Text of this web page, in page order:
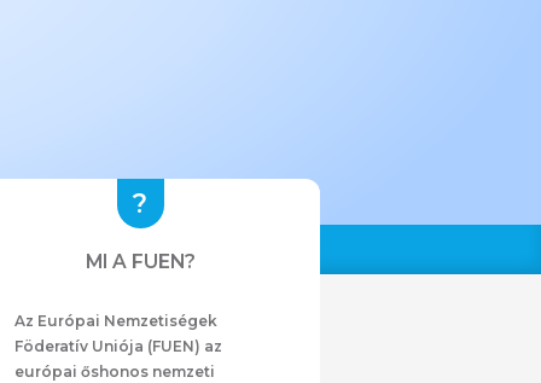
MI A FUEN?
Az Európai Nemzetiségek
Föderatív Uniója (FUEN) az
európai őshonos nemzeti